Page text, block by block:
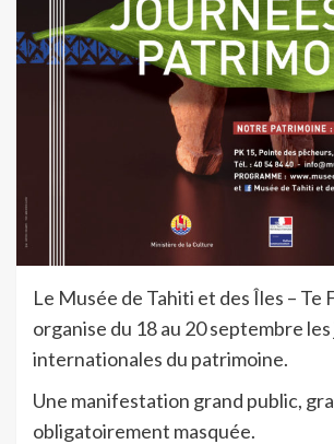
Le Musée de Tahiti et des Îles – Te
organise du 18 au 20 septembre
internationales du patrimoine.
Une manifestation grand public,
obligatoirement masquée.